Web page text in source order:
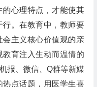
心理特点，才能使其
。在教育中，教师要
主义核心价值观的亲
育注入生动而温情的
报、微信、Q群等新媒
点话题，用医学生喜